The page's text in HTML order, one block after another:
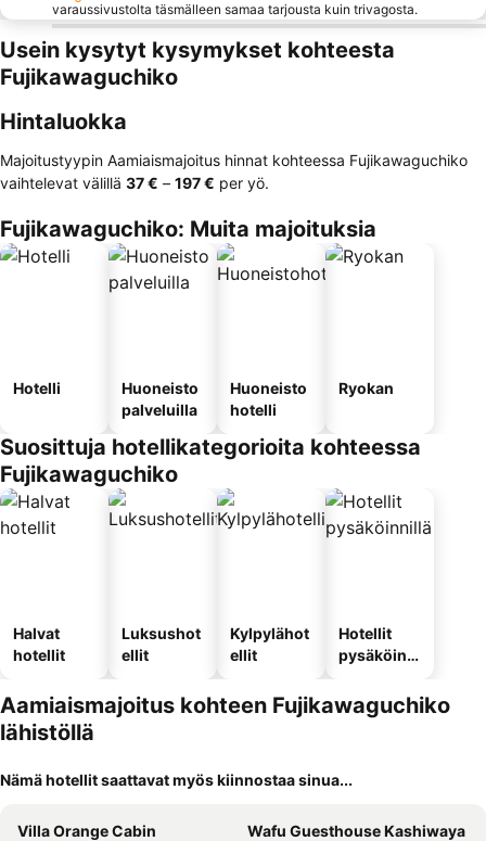
varaussivustolta täsmälleen samaa tarjousta kuin trivagosta.
Usein kysytyt kysymykset kohteesta
Fujikawaguchiko
Hintaluokka
Majoitustyypin Aamiaismajoitus hinnat kohteessa Fujikawaguchiko
vaihtelevat välillä ‎37 € – ‎197 € per yö.
Fujikawaguchiko: Muita majoituksia
Hotelli
Huoneisto
palveluilla
Huoneisto
hotelli
Ryokan
Suosittuja hotellikategorioita kohteessa
Fujikawaguchiko
Halvat
hotellit
Luksushot
ellit
Kylpylähot
ellit
Hotellit
pysäköinni
Aamiaismajoitus kohteen Fujikawaguchiko
lähistöllä
Nämä hotellit saattavat myös kiinnostaa sinua...
Villa Orange Cabin
Wafu Guesthouse Kashiwaya